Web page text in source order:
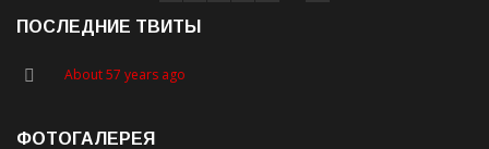
ПОСЛЕДНИЕ ТВИТЫ
About 57 years ago
ФОТОГАЛЕРЕЯ